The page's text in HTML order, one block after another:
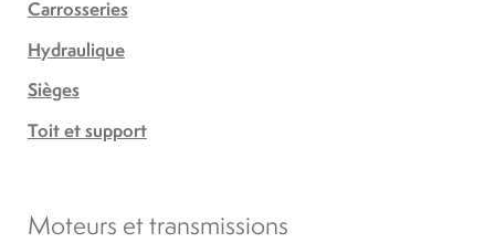
Carrosseries
Hydraulique
Sièges
Toit et support
Moteurs et transmissions